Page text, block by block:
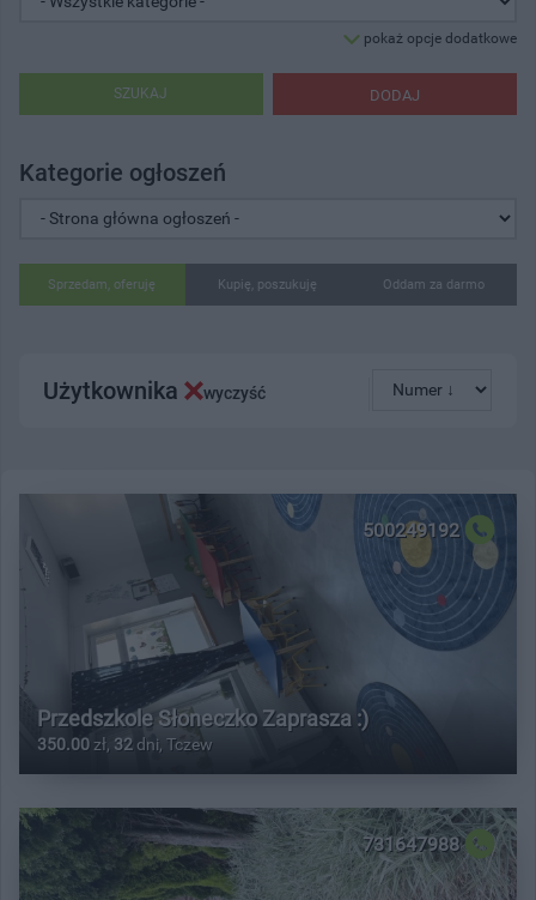
pokaż opcje dodatkowe
DODAJ
SZUKAJ
Kategorie ogłoszeń
Sprzedam, oferuję Kupię, poszukuję Oddam za darmo
Użytkownika wyczyść
500249192
Przedszkole Słoneczko Zaprasza :)
350.00 zł, 32 dni, Tczew
731647988